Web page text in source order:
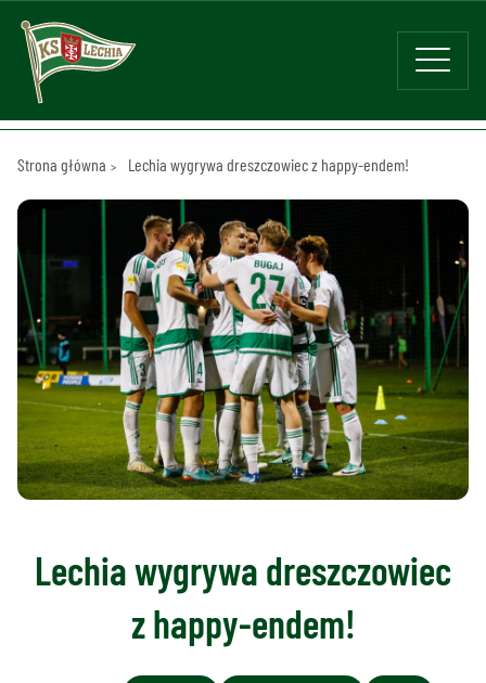
Strona główna Lechia wygrywa dreszczowiec z happy-endem!
Lechia wygrywa dreszczowiec
z happy-endem!